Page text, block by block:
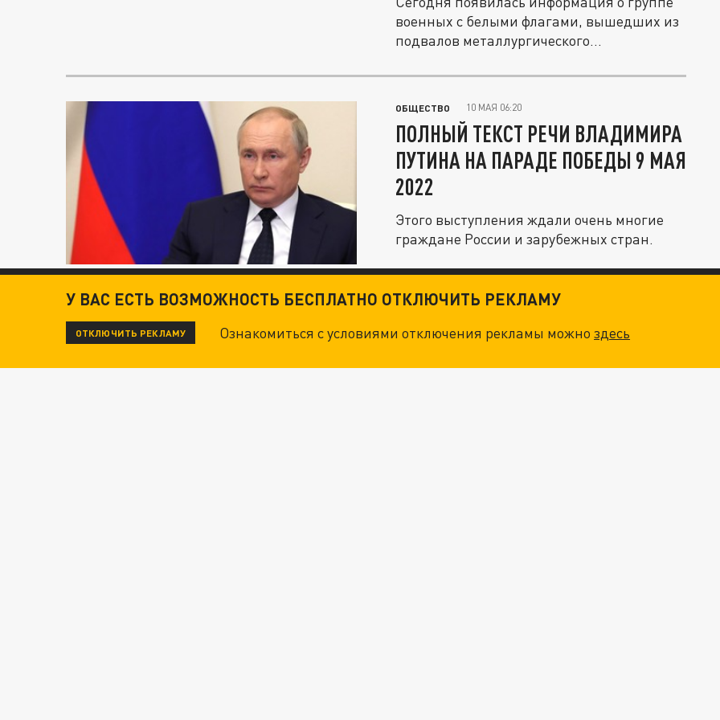
военных с белыми флагами, вышедших из
подвалов металлургического...
ОБЩЕСТВО 10 МАЯ 06:20
ПОЛНЫЙ ТЕКСТ РЕЧИ ВЛАДИМИРА
ПУТИНА НА ПАРАДЕ ПОБЕДЫ 9 МАЯ
2022
Этого выступления ждали очень многие
граждане России и зарубежных стран.
У ВАС ЕСТЬ ВОЗМОЖНОСТЬ БЕСПЛАТНО ОТКЛЮЧИТЬ РЕКЛАМУ
ОТКЛЮЧИТЬ РЕКЛАМУ Ознакомиться с условиями отключения рекламы можноздесь